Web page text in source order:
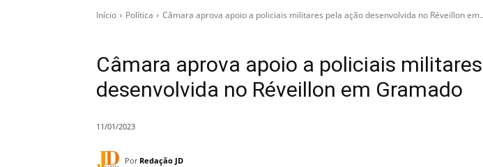
Início Política Câmara aprova apoio a policiais militares pela ação desenvolvida no Réveillon
Câmara aprova apoio a policiais
desenvolvida no Réveillon em Gramado
11/01/2023
Por Redação JD